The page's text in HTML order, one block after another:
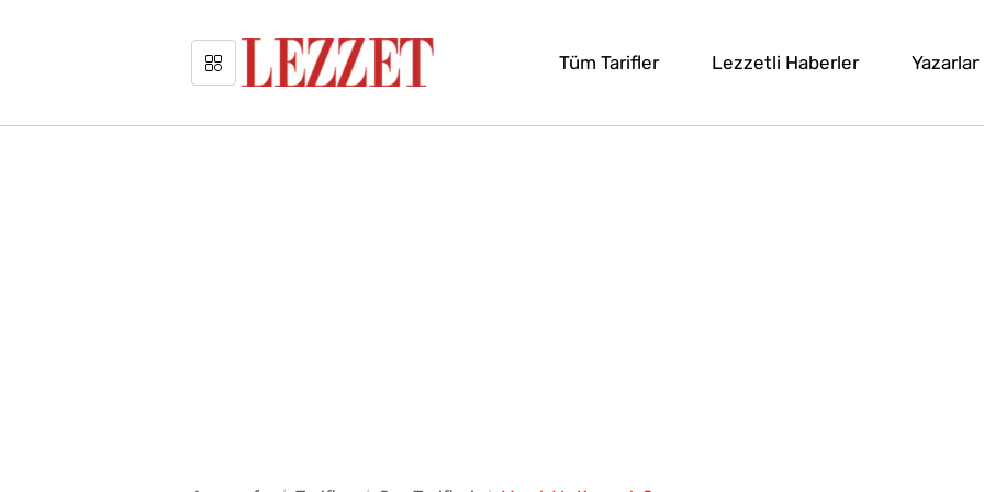
Tüm Tarifler Lezzetli Haberler Yazarlar